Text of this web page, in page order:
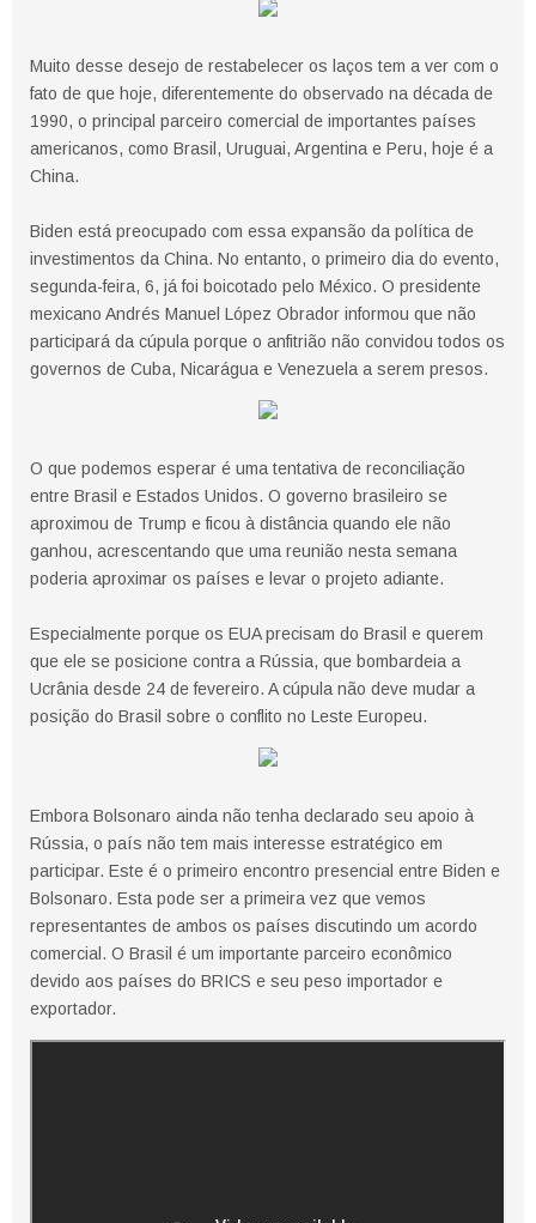
Muito desse desejo de restabelecer os laços tem a ver com o
fato de que hoje, diferentemente do observado na década de
1990, o principal parceiro comercial de importantes países
americanos, como Brasil, Uruguai, Argentina e Peru, hoje é a
China.
Biden está preocupado com essa expansão da política de
investimentos da China. No entanto, o primeiro dia do evento,
segunda-feira, 6, já foi boicotado pelo México. O presidente
mexicano Andrés Manuel López Obrador informou que não
participará da cúpula porque o anfitrião não convidou todos os
governos de Cuba, Nicarágua e Venezuela a serem presos.
O que podemos esperar é uma tentativa de reconciliação
entre Brasil e Estados Unidos. O governo brasileiro se
aproximou de Trump e ficou à distância quando ele não
ganhou, acrescentando que uma reunião nesta semana
poderia aproximar os países e levar o projeto adiante.
Especialmente porque os EUA precisam do Brasil e querem
que ele se posicione contra a Rússia, que bombardeia a
Ucrânia desde 24 de fevereiro. A cúpula não deve mudar a
posição do Brasil sobre o conflito no Leste Europeu.
Embora Bolsonaro ainda não tenha declarado seu apoio à
Rússia, o país não tem mais interesse estratégico em
participar. Este é o primeiro encontro presencial entre Biden e
Bolsonaro. Esta pode ser a primeira vez que vemos
representantes de ambos os países discutindo um acordo
comercial. O Brasil é um importante parceiro econômico
devido aos países do BRICS e seu peso importador e
exportador.